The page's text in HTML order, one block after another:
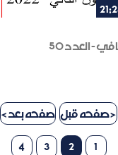
- العدد 50
< صفحه قبل صفحه بعد >
1
2
3
4